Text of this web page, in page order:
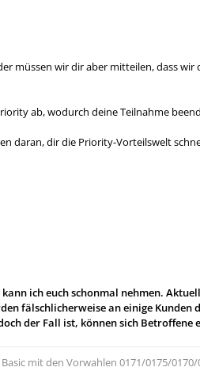
müssen wir dir aber mitteilen, dass
ab, wodurch deine Teilnahme
daran, dir die Priority-Vorteilswelt
ich euch schonmal nehmen.
fälschlicherweise an einige
der Fall ist, können sich Betroffene
mit den Vorwahlen 0171/0175/0170/